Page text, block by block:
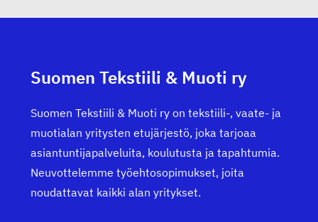
Suomen Tekstiili & Muoti ry
Suomen Tekstiili & Muoti ry on tekstiili-, vaate- ja
muotialan yritysten etujärjestö, joka tarjoaa
asiantuntijapalveluita, koulutusta ja tapahtumia.
Neuvottelemme työehtosopimukset, joita
noudattavat kaikki alan yritykset.